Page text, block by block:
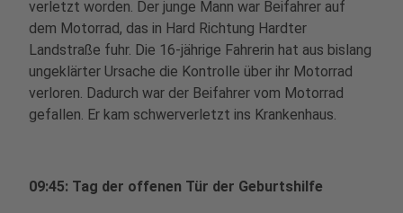
verletzt worden. Der junge Mann war Beifahrer auf
dem Motorrad, das in Hard Richtung Hardter
Landstraße fuhr. Die 16-jährige Fahrerin hat aus bislang
ungeklärter Ursache die Kontrolle über ihr Motorrad
verloren. Dadurch war der Beifahrer vom Motorrad
gefallen. Er kam schwerverletzt ins Krankenhaus.
09:45: Tag der offenen Tür der Geburtshilfe